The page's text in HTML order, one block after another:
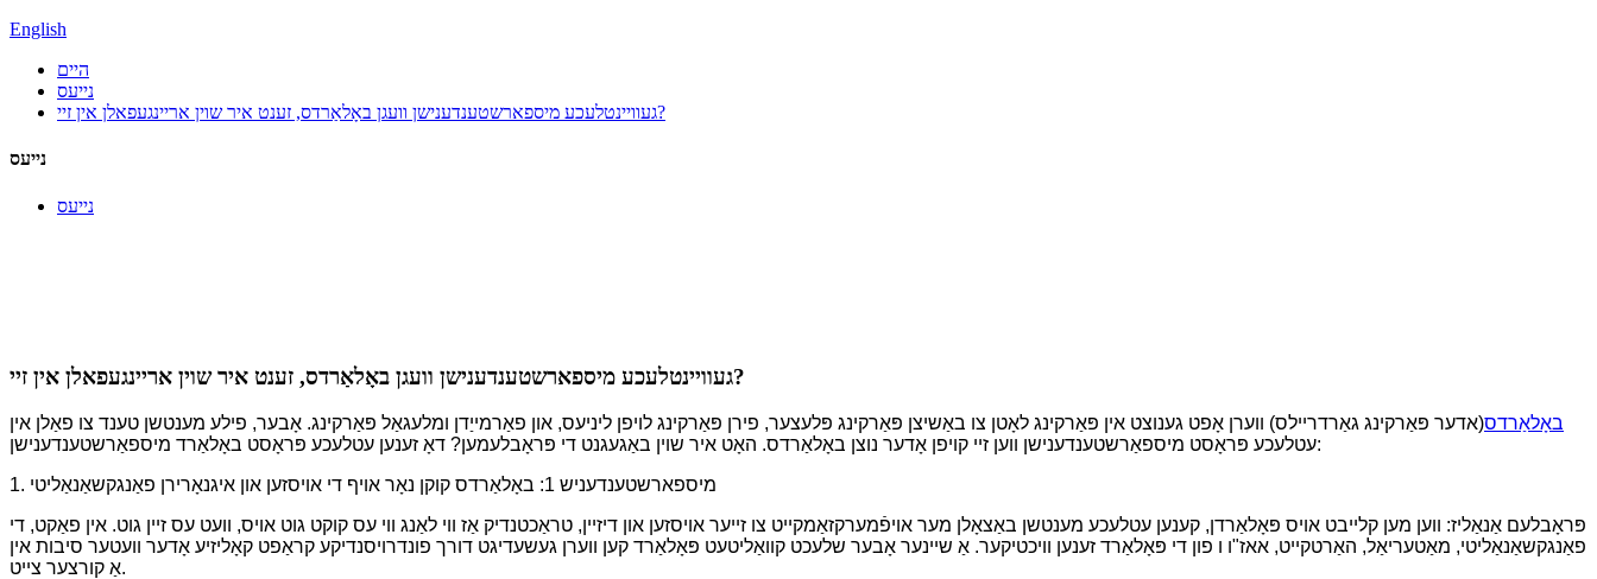
English
היים
נייעס
געוויינטלעכע מיספארשטענדענישן וועגן באָלאַרדס, זענט איר שוין אריינגעפאלן אין זיי?
נייעס
נייעס
געוויינטלעכע מיספארשטענדענישן וועגן באָלאַרדס, זענט איר שוין אריינגעפאלן אין זיי?
באָלאַרדס(אדער פּאַרקינג גאַרדריילס) ווערן אָפט גענוצט אין פּאַרקינג לאָטן צו באַשיצן פּאַרקינג פּלעצער, פירן פּאַרקינג לויפן ליניעס, און פאַרמייַדן ומלעגאַל פּאַרקינג. אָבער, פילע מענטשן טענד צו פאַלן אין
עטלעכע פּראָסט מיספאַרשטענדענישן ווען זיי קויפן אָדער נוצן באָלאַרדס. האָט איר שוין באַגעגנט די פּראָבלעמען? דאָ זענען עטלעכע פּראָסט באָלאַרד מיספאַרשטענדענישן:
1. מיספארשטענדעניש 1: באָלאַרדס קוקן נאָר אויף די אויסזען און איגנאָרירן פאַנגקשאַנאַליטי
פּראָבלעם אַנאַליז: ווען מען קלייבט אויס פּאָלאַרדן, קענען עטלעכע מענטשן באַצאָלן מער אויפֿמערקזאַמקייט צו זייער אויסזען און דיזיין, טראַכטנדיק אַז ווי לאַנג ווי עס קוקט גוט אויס, וועט עס זיין גוט. אין פאַקט, די
פאַנגקשאַנאַליטי, מאַטעריאַל, האַרטקייט, אאז"ו ו פון די פּאָלאַרד זענען וויכטיקער. אַ שיינער אָבער שלעכט קוואַליטעט פּאָלאַרד קען ווערן געשעדיגט דורך פונדרויסנדיקע קראַפט קאָליזיע אָדער וועטער סיבות אין
אַ קורצער צייט.